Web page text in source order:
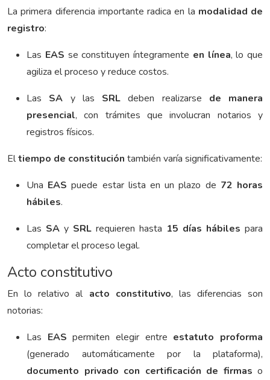
La primera diferencia importante radica en la modalidad de
registro:
Las EAS se constituyen íntegramente en línea, lo que
agiliza el proceso y reduce costos.
Las SA y las SRL deben realizarse de manera
presencial, con trámites que involucran notarios y
registros físicos.
Eltiempo de constitución también varía significativamente:
Una EAS puede estar lista en un plazo de 72 horas
hábiles.
Las SA y SRL requieren hasta 15 días hábiles para
completar el proceso legal.
Acto constitutivo
En lo relativo al acto constitutivo, las diferencias son
notorias:
Las EAS permiten elegir entre estatuto proforma
(generado automáticamente por la plataforma),
documento privado con certificación de firmas o